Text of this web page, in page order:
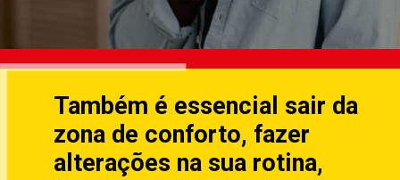
Também é essencial sair da
zona de conforto, fazer
alterações na sua rotina,